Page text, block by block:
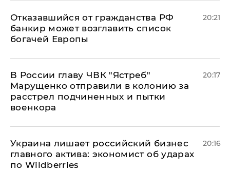
Отказавшийся от гражданства РФ
банкир может возглавить список
богачей Европы
20:21
В России главу ЧВК "Ястреб"
Марущенко отправили в колонию за
расстрел подчиненных и пытки
военкора
20:17
​Украина лишает российский бизнес
главного актива: экономист об ударах
по Wildberries
20:16